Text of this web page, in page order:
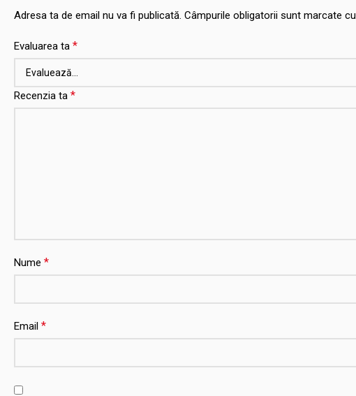
Adresa ta de email nu va fi publicată. Câmpurile obligatorii sunt marcate cu
Evaluarea ta *
Recenzia ta *
Nume *
Email *